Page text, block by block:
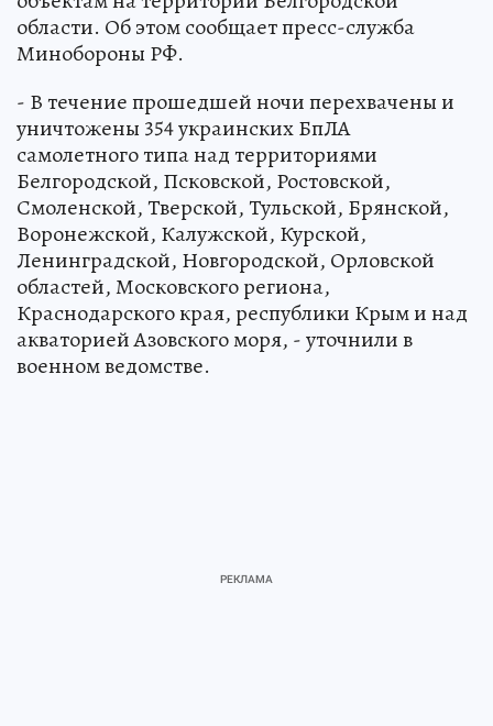
области. Об этом сообщает пресс-служба
Минобороны РФ.
- В течение прошедшей ночи перехвачены и
уничтожены 354 украинских БпЛА
самолетного типа над территориями
Белгородской, Псковской, Ростовской,
Смоленской, Тверской, Тульской, Брянской,
Воронежской, Калужской, Курской,
Ленинградской, Новгородской, Орловской
областей, Московского региона,
Краснодарского края, республики Крым и над
акваторией Азовского моря, - уточнили в
военном ведомстве.